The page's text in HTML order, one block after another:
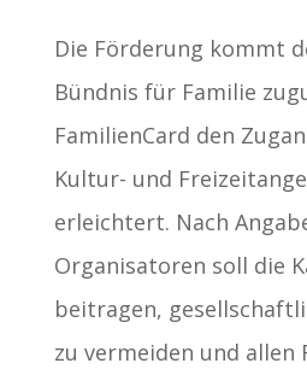
Die Förderung kommt
Bündnis für Familie
FamilienCard den
Kultur- und
erleichtert. Nach
Organisatoren soll die
beitragen,
zu vermeiden und allen